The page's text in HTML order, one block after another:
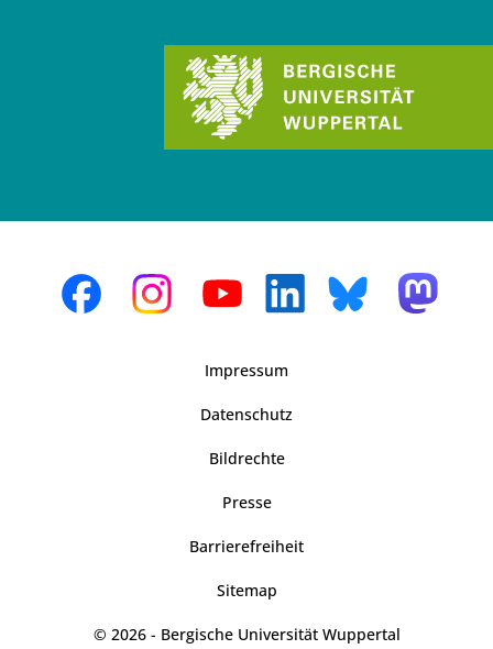
Impressum
Datenschutz
Bildrechte
Presse
Barrierefreiheit
Sitemap
© 2026 - Bergische Universität Wuppertal